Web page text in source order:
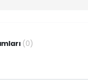
(0)